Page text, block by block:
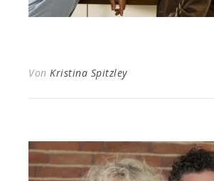
Von Kristina Spitzley